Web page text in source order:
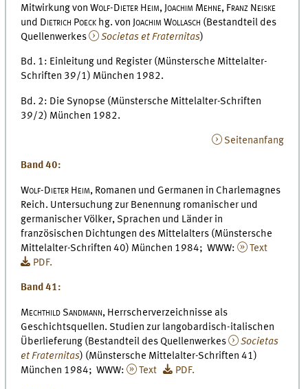
Mitwirkung vonWolf-Dieter Heim, Joachim Mehne, Franz Neiske
und Dietrich Poeck hg. von Joachim Wollasch (Bestandteil des
Quellenwerkes
Societas et Fraternitas)
Bd. 1: Einleitung und Register (Münstersche Mittelalter-
Schriften 39/1) München 1982.
Bd. 2: Die Synopse (Münstersche Mittelalter-Schriften
39/2) München 1982.
Seitenanfang
Band 40:
Wolf-Dieter Heim, Romanen und Germanen in Charlemagnes
Reich. Untersuchung zur Benennung romanischer und
germanischer Völker, Sprachen und Länder in
französischen Dichtungen des Mittelalters (Münstersche
Mittelalter-Schriften 40) München 1984; WWW:
Text
PDF.
Band 41:
Mechthild Sandmann, Herrscherverzeichnisse als
Geschichtsquellen. Studien zur langobardisch-italischen
Überlieferung (Bestandteil des Quellenwerkes
Societas
et Fraternitas) (Münstersche Mittelalter-Schriften 41)
München 1984; WWW:
Text PDF.